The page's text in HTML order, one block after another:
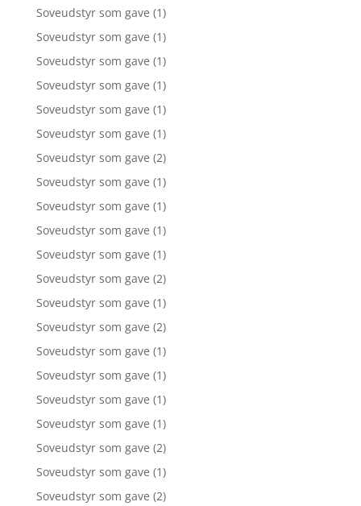
Soveudstyr som gave (1)
Soveudstyr som gave (1)
Soveudstyr som gave (1)
Soveudstyr som gave (1)
Soveudstyr som gave (1)
Soveudstyr som gave (1)
Soveudstyr som gave (2)
Soveudstyr som gave (1)
Soveudstyr som gave (1)
Soveudstyr som gave (1)
Soveudstyr som gave (1)
Soveudstyr som gave (2)
Soveudstyr som gave (1)
Soveudstyr som gave (2)
Soveudstyr som gave (1)
Soveudstyr som gave (1)
Soveudstyr som gave (1)
Soveudstyr som gave (1)
Soveudstyr som gave (2)
Soveudstyr som gave (1)
Soveudstyr som gave (2)